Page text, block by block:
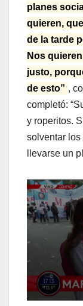
planes
quieren,
de la tarde
Nos
justo,
de esto” ,
completó:
y roperitos.
solventar los
llevarse un